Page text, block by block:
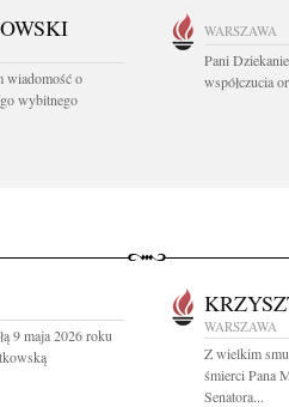
wiadomość o
wybitnego
WARSZAWA
Pani
współczucia
9 maja 2026 roku
WARSZAWA
Z wielkim
śmierci Pana
Senatora...